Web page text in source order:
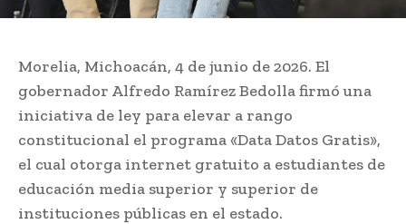
Morelia, Michoacán, 4 de junio de 2026. El
gobernador Alfredo Ramírez Bedolla firmó una
iniciativa de ley para elevar a rango
constitucional el programa «Data Datos Gratis»,
el cual otorga internet gratuito a estudiantes de
educación media superior y superior de
instituciones públicas en el estado.